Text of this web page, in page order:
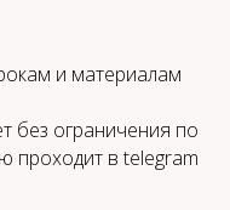
и материалам
без ограничения по
проходит в telegram